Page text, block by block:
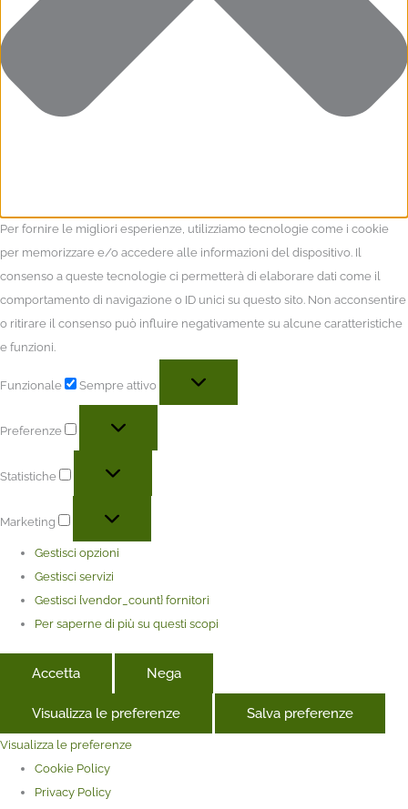
Per fornire le migliori esperienze, utilizziamo tecnologie come i cookie
per memorizzare e/o accedere alle informazioni del dispositivo. Il
consenso a queste tecnologie ci permetterà di elaborare dati come il
comportamento di navigazione o ID unici su questo sito. Non acconsentire
o ritirare il consenso può influire negativamente su alcune caratteristiche
e funzioni.
Funzionale Sempre attivo
Preferenze
Statistiche
Marketing
Gestisci opzioni
Gestisci servizi
Gestisci {vendor_count} fornitori
Per saperne di più su questi scopi
Accetta Nega
Visualizza le preferenze Salva preferenze
Visualizza le preferenze
Cookie Policy
Privacy Policy